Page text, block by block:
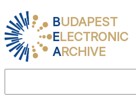
BUDAPEST
ELECTRONIC
ARCHIVE